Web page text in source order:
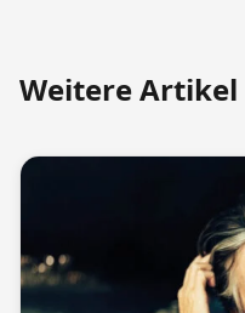
Weitere Artikel